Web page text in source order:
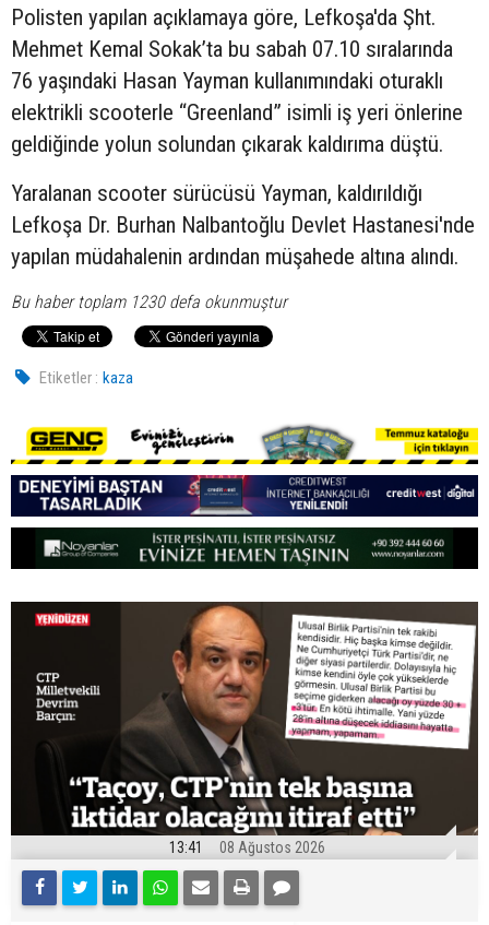
Polisten yapılan açıklamaya göre, Lefkoşa'da Şht.
Mehmet Kemal Sokak’ta bu sabah 07.10 sıralarında
76 yaşındaki Hasan Yayman kullanımındaki oturaklı
elektrikli scooterle “Greenland” isimli iş yeri önlerine
geldiğinde yolun solundan çıkarak kaldırıma düştü.
Yaralanan scooter sürücüsü Yayman, kaldırıldığı
Lefkoşa Dr. Burhan Nalbantoğlu Devlet Hastanesi'nde
yapılan müdahalenin ardından müşahede altına alındı.
Bu haber toplam 1230 defa okunmuştur
Etiketler : kaza
13:41 08 Ağustos 2026